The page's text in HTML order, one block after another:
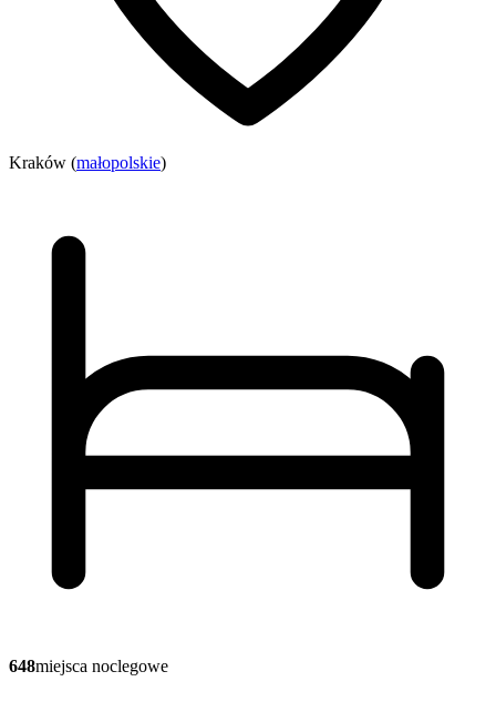
Kraków (małopolskie)
648miejsca noclegowe